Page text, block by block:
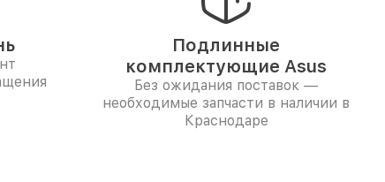
Подлинные
комплектующие Asus
Без ожидания поставок —
необходимые запчасти в наличии в
Краснодаре